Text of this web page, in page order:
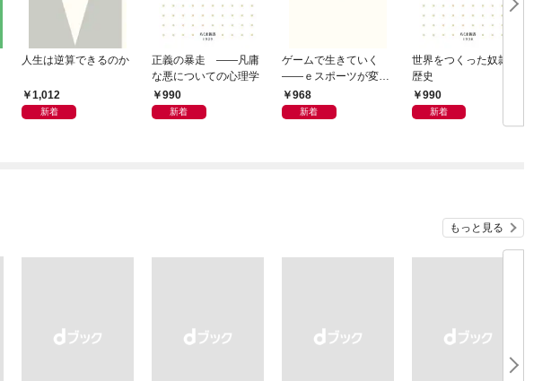
人生は逆算できるのか
1,012
新着
正義の暴走 ――凡庸
な悪についての心理学
990
新着
ゲームで生きていく
――ｅスポーツが変え
る教育とキャリア
968
新着
世界をつくった奴隷の
歴史
990
新着
もっと見る